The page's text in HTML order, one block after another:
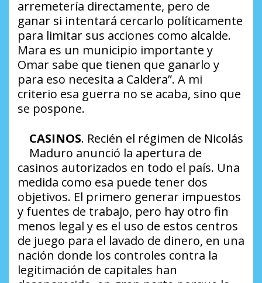
arremetería directamente, pero de
ganar si intentará cercarlo políticamente
para limitar sus acciones como alcalde.
Mara es un municipio importante y
Omar sabe que tienen que ganarlo y
para eso necesita a Caldera”. A mi
criterio esa guerra no se acaba, sino que
se pospone.
CASINOS. Recién el régimen de Nicolás
Maduro anunció la apertura de
casinos autorizados en todo el país. Una
medida como esa puede tener dos
objetivos. El primero generar impuestos
y fuentes de trabajo, pero hay otro fin
menos legal y es el uso de estos centros
de juego para el lavado de dinero, en una
nación donde los controles contra la
legitimación de capitales han